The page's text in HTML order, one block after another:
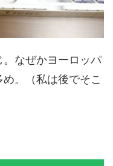
なぜかヨーロッパ
。（私は後でそこ